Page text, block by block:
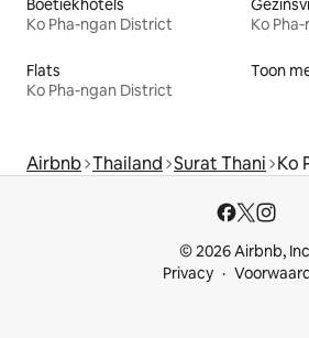
Boetiekhotels
Ko Pha-ngan District
Ko
Flats
Ko Pha-ngan District
Toon
Airbnb Thailand Surat Thani Ko
© 2026 Airbnb,
Privacy